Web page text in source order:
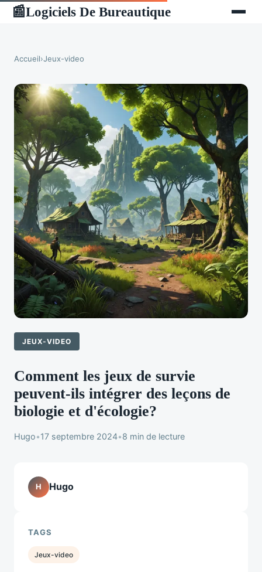
📰Logiciels De Bureautique
Accueil›Jeux-video
JEUX-VIDEO
Comment les jeux de survie
peuvent-ils intégrer des leçons de
biologie et d'écologie?
Hugo•17 septembre 2024•8 min de lecture
H Hugo
TAGS
Jeux-video